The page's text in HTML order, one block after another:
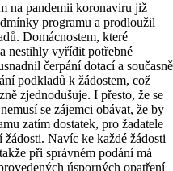
na pandemii koronaviru již
programu a prodloužil
Domácnostem, které
nestihly vyřídit potřebné
čerpání dotací a současně
podkladů k žádostem, což
zjednodušuje. I přesto, že se
se zájemci obávat, že by
zatím dostatek, pro žadatele
Navíc ke každé žádosti
při správném podání má
úsporných opatření